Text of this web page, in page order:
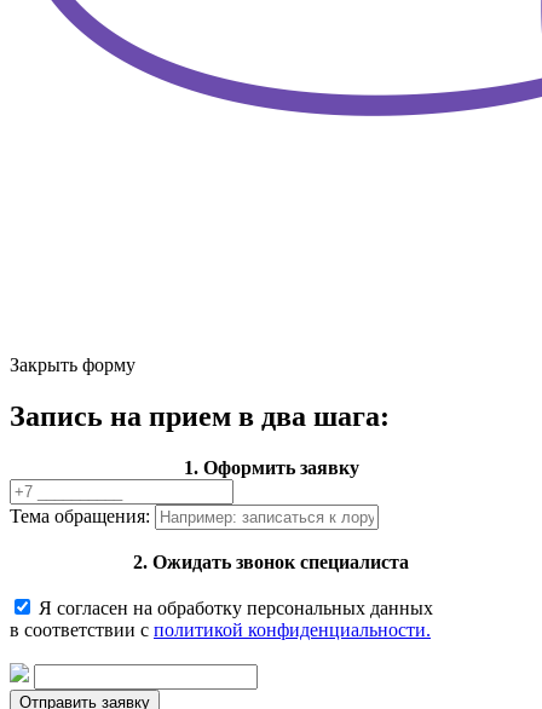
Закрыть форму
Запись на прием в два шага:
1. Оформить заявку
Тема обращения:
2. Ожидать звонок специалиста
Я согласен на обработку персональных данных
в соответствии с политикой конфиденциальности.